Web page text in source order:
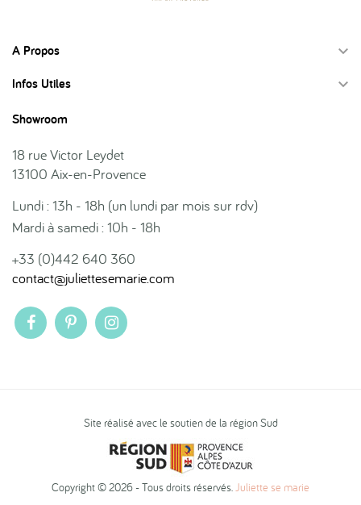
A Propos 
Infos Utiles 
Showroom
18 rue Victor Leydet
13100 Aix-en-Provence
Lundi : 13h - 18h (un lundi par mois sur rdv)
Mardi à samedi : 10h - 18h
+33 (0)442 640 360
contact@juliettesemarie.com
Site réalisé avec le soutien de la région Sud
Copyright © 2026 - Tous droits réservés.Juliette se marie